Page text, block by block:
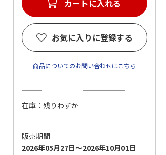
お気に入りに登録する
商品についてのお問い合わせはこちら
在庫：残りわずか
販売期間
2026年05月27日～2026年10月01日